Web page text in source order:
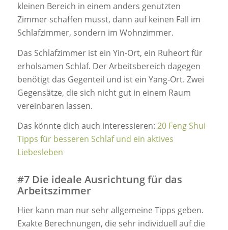
kleinen Bereich in einem anders genutzten
Zimmer schaffen musst, dann auf keinen Fall im
Schlafzimmer, sondern im Wohnzimmer.
Das Schlafzimmer ist ein Yin-Ort, ein Ruheort für
erholsamen Schlaf. Der Arbeitsbereich dagegen
benötigt das Gegenteil und ist ein Yang-Ort. Zwei
Gegensätze, die sich nicht gut in einem Raum
vereinbaren lassen.
Das könnte dich auch interessieren: 20 Feng Shui
Tipps für besseren Schlaf und ein aktives
Liebesleben
#7 Die ideale Ausrichtung für das
Arbeitszimmer
Hier kann man nur sehr allgemeine Tipps geben.
Exakte Berechnungen, die sehr individuell auf die